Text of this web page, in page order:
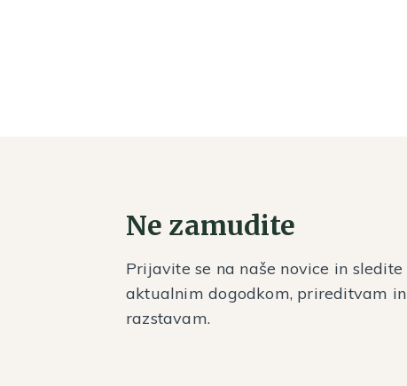
Ne zamudite
Prijavite se na naše novice in sledite
aktualnim dogodkom, prireditvam in
razstavam.